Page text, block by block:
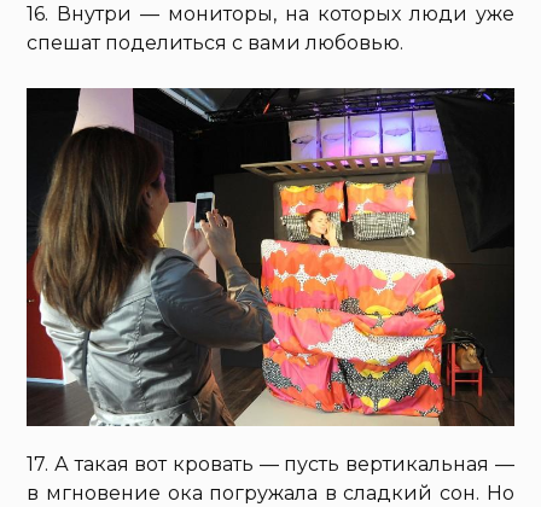
16. Внутри — мониторы, на которых люди уже
спешат поделиться с вами любовью.
17. А такая вот кровать — пусть вертикальная —
в мгновение ока погружала в сладкий сон. Но